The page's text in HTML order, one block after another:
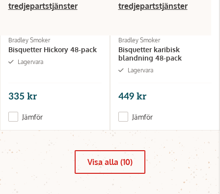
tredjepartstjänster
Bradley Smoker
Bisquetter Hickory 48-pack
Lagervara
335 kr
Jämför
tredjepartstjänster
Bradley Smoker
Bisquetter karibisk
blandning 48-pack
Lagervara
449 kr
Jämför
Visa alla (10)